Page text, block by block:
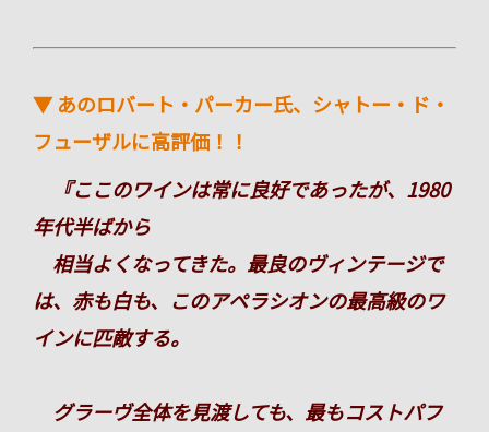
▼ あのロバート・パーカー氏、シャトー・ド・
フューザルに高評価！！
『ここのワインは常に良好であったが、1980
年代半ばから
相当よくなってきた。最良のヴィンテージで
は、赤も白も、このアペラシオンの最高級のワ
インに匹敵する。
グラーヴ全体を見渡しても、最もコストパフ